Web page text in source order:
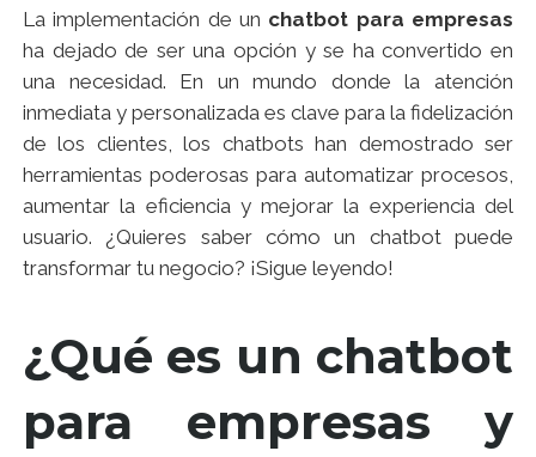
La implementación de un chatbot para empresas
ha dejado de ser una opción y se ha convertido en
una necesidad. En un mundo donde la atención
inmediata y personalizada es clave para la fidelización
de los clientes, los chatbots han demostrado ser
herramientas poderosas para automatizar procesos,
aumentar la eficiencia y mejorar la experiencia del
usuario. ¿Quieres saber cómo un chatbot puede
transformar tu negocio? ¡Sigue leyendo!
¿Qué es un chatbot
para empresas y